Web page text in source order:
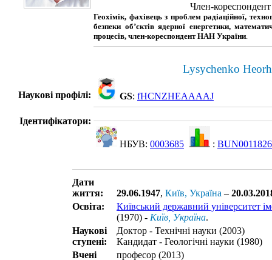
Член-
Геохімік, фахівець з проблем радіаційної,
безпеки об’єктів ядерної енергетики,
процесів, член-кореспондент НАН України
Lysychenko
Наукові профілі: GS: fHCNZHEAAAAJ
Ідентифікатори:
НБУВ: 0003685 : BUN0011826
Дати
життя:
29.06.1947, Київ, Україна –
Освіта:
Київський державний університет
(1970) - Київ, Україна.
Наукові
ступені:
Доктор - Технічні науки (2003)
Кандидат - Геологічні науки (1980)
Вчені
професор (2013)